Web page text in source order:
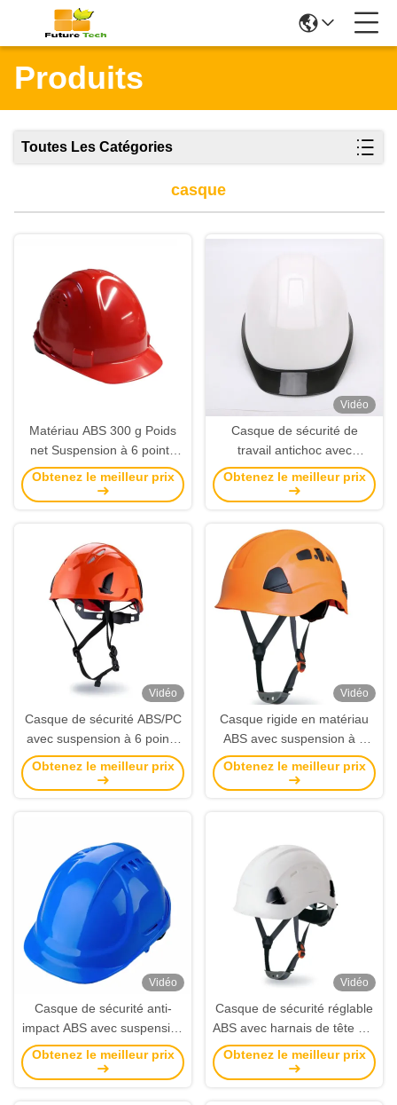
Produits
Toutes Les Catégories
casque
Matériau ABS 300 g Poids
net Suspension à 6 points
Cap anti-impact pour la
sécurité personnelle
Obtenez le meilleur prix
Vidéo
Casque de sécurité de
travail antichoc avec
suspension à 6 points
EN397 Certifié pour l'énergie
Obtenez le meilleur prix
Vidéo
Casque de sécurité ABS/PC
avec suspension à 6 points
et cordon réglable pour la
construction et le pétrole
Obtenez le meilleur prix
Vidéo
Casque rigide en matériau
ABS avec suspension à 6
points et isolation électrique
pour les sports de plein air et
Obtenez le meilleur prix
Vidéo
Casque de sécurité anti-
impact ABS avec suspension
6 points pour la construction
et la protection industrielle
Obtenez le meilleur prix
Vidéo
Casque de sécurité réglable
ABS avec harnais de tête à 6
points et taille 53-64 cm pour
la construction et la
Obtenez le meilleur prix